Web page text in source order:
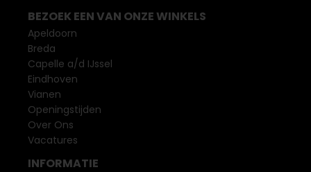
BEZOEK EEN VAN ONZE WINKELS
Apeldoorn
Breda
Capelle a/d IJssel
Eindhoven
Vianen
Openingstijden
Over Ons
Vacatures
INFORMATIE